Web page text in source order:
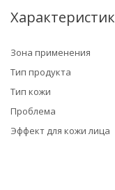
Зона применения
Тип продукта
Тип кожи
Проблема
Эффект для кожи лица